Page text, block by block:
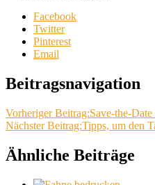
Facebook
Twitter
Pinterest
Email
Beitragsnavigation
Vorheriger Beitrag:Save-the-
Nächster Beitrag:Tipps, um den
Ähnliche Beiträge